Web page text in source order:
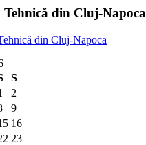
Tehnică din Cluj-Napoca
S
2
9
16
23